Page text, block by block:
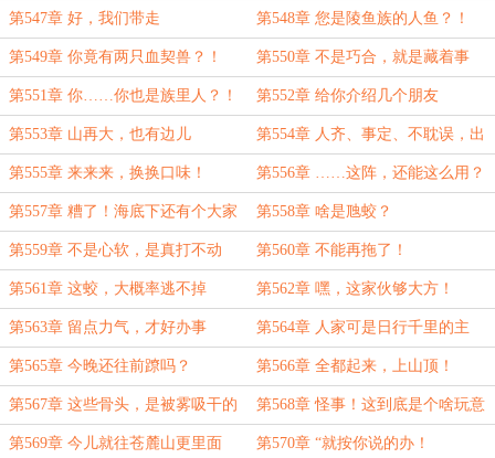
坟？！ 梦！
第547章 好，我们带走 第548章 您是陵鱼族的人鱼？！
第549章 你竟有两只血契兽？！ 第550章 不是巧合，就是藏着事
第551章 你……你也是族里人？！ 第552章 给你介绍几个朋友
第553章 山再大，也有边儿 第554章 人齐、事定、不耽误，出
发！
第555章 来来来，换换口味！ 第556章 ……这阵，还能这么用？
第557章 糟了！海底下还有个大家
伙！
第558章 啥是虺蛟？
第559章 不是心软，是真打不动 第560章 不能再拖了！
第561章 这蛟，大概率逃不掉 第562章 嘿，这家伙够大方！
第563章 留点力气，才好办事 第564章 人家可是日行千里的主
儿！
第565章 今晚还往前蹽吗？ 第566章 全都起来，上山顶！
第567章 这些骨头，是被雾吸干的 第568章 怪事！这到底是个啥玩意
儿？
第569章 今儿就往苍麓山更里面 第570章 “就按你说的办！